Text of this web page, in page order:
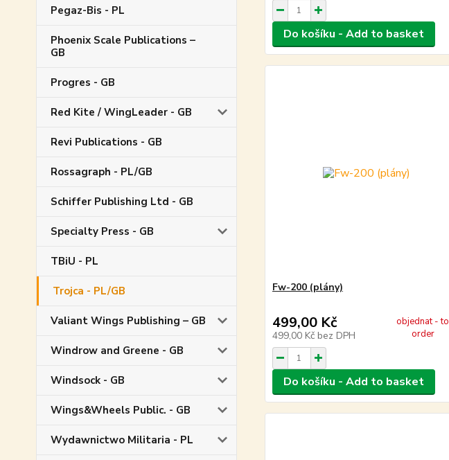
Pegaz-Bis - PL
Phoenix Scale Publications –
GB
Progres - GB
Red Kite / WingLeader - GB
Revi Publications - GB
Rossagraph - PL/GB
Schiffer Publishing Ltd - GB
Specialty Press - GB
TBiU - PL
Trojca - PL/GB
Valiant Wings Publishing – GB
Windrow and Greene - GB
Windsock - GB
Wings&Wheels Public. - GB
Wydawnictwo Militaria - PL
Do košíku - Add to basket
Fw-200 (plány)
499,00 Kč
499,00 Kč bez DPH
objednat - to
order
Do košíku - Add to basket